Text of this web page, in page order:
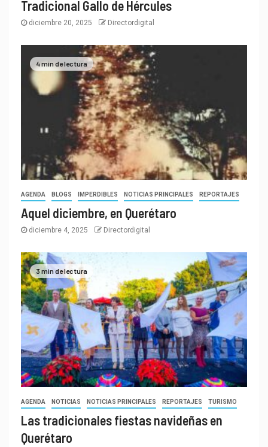
Tradicional Gallo de Hércules
diciembre 20, 2025 Directordigital
4 min de lectura
AGENDA BLOGS IMPERDIBLES NOTICIAS PRINCIPALES REPORTAJES
Aquel diciembre, en Querétaro
diciembre 4, 2025 Directordigital
3 min de lectura
AGENDA NOTICIAS NOTICIAS PRINCIPALES REPORTAJES TURISMO
Las tradicionales fiestas navideñas en
Querétaro